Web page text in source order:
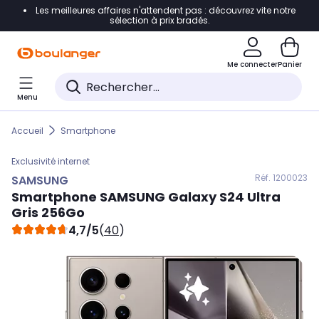
Accéder directement à la navigation
Accéder directement au pied de page
Accéder directement au chatbot
Les meilleures affaires n'attendent pas : découvrez vite notre
sélection à prix bradés.
Me connecterPanier
Menu
Accueil Smartphone
Exclusivité internet
SAMSUNG Réf. 1200023
Smartphone SAMSUNG Galaxy S24 Ultra
Gris 256Go
4,7/5(40)